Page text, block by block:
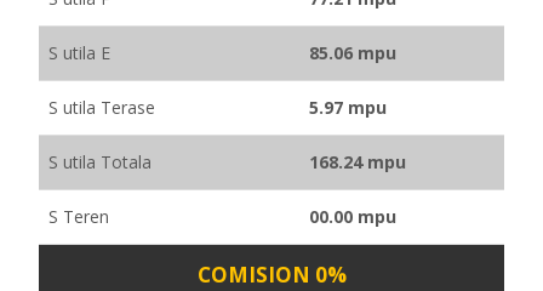
S utila E 85.06 mpu
S utila Terase 5.97 mpu
S utila Totala 168.24 mpu
S Teren 00.00 mpu
COMISION 0%